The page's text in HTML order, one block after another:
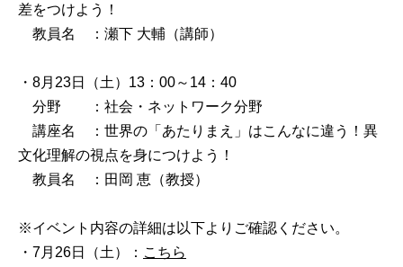
差をつけよう！
教員名 ：瀬下 大輔（講師）
・8月23日（土）13：00～14：40
分野 ：社会・ネットワーク分野
講座名 ：世界の「あたりまえ」はこんなに違う！異
文化理解の視点を身につけよう！
教員名 ：田岡 恵（教授）
※イベント内容の詳細は以下よりご確認ください。
・7月26日（土）： こちら